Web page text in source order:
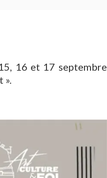
16 et 17 septembre
».